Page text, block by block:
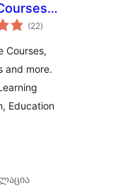
Education
(22საერთო
რეიტინგი
)
Courses,
and more.
Education